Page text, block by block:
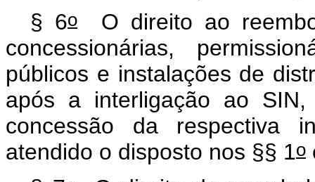
§ 6o O direito ao
concessionárias,
públicos e instalações de
após a interligação ao
concessão da respectiva
atendido o disposto nos §§ 1o